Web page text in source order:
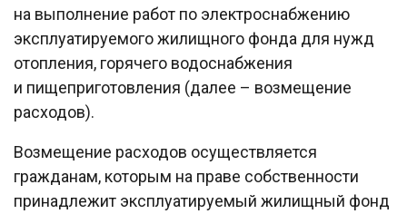
на выполнение работ по электроснабжению
эксплуатируемого жилищного фонда для нужд
отопления, горячего водоснабжения
и пищеприготовления (далее – возмещение
расходов).
Возмещение расходов осуществляется
гражданам, которым на праве собственности
принадлежит эксплуатируемый жилищный фонд